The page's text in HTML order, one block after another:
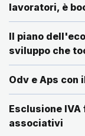
lavoratori, è
Il piano
sviluppo che
Odv e Aps con
Esclusione
associativi